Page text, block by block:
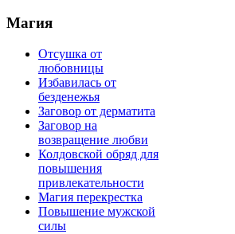
Магия
Отсушка от
любовницы
Избавилась от
безденежья
Заговор от дерматита
Заговор на
возвращение любви
Колдовской обряд для
повышения
привлекательности
Магия перекрестка
Повышение мужской
силы